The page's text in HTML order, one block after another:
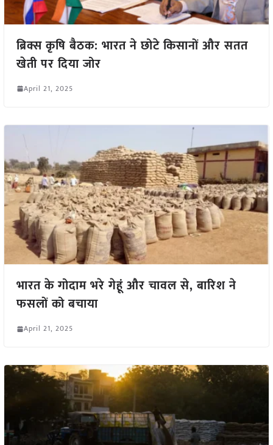
ब्रिक्स कृषि बैठक: भारत ने छोटे किसानों और सतत
खेती पर दिया जोर
April 21, 2025
भारत के गोदाम भरे गेहूं और चावल से, बारिश ने
फसलों को बचाया
April 21, 2025